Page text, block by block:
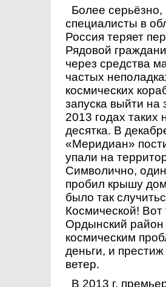
Более серьёзно,
специалисты в
Россия теряет
Рядовой
через средства
частых
космических
запуска выйти на
2013 годах таких
десятка. В
«Меридиан»
упали на
Символично,
пробил крышу
было так
Космической!
Ордынский
космическим
деньги, и
ветер.
В 2013 г.